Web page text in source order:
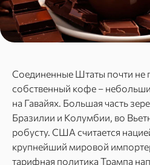
Соединенные Штаты почти не
собственный кофе –
на Гавайях. Большая часть
Бразилии и Колумбии, во
робусту. США считается
крупнейший мировой
тарифная политика Трампа